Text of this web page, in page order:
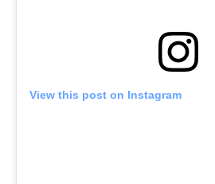
View this post on Instagram